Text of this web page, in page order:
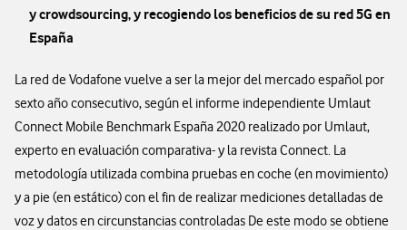
y crowdsourcing, y recogiendo los beneficios de su red 5G en
España
La red de Vodafone vuelve a ser la mejor del mercado español por
sexto año consecutivo, según el informe independiente Umlaut
Connect Mobile Benchmark España 2020 realizado por Umlaut,
experto en evaluación comparativa- y la revista Connect. La
metodología utilizada combina pruebas en coche (en movimiento)
y a pie (en estático) con el fin de realizar mediciones detalladas de
voz y datos en circunstancias controladas De este modo se obtiene